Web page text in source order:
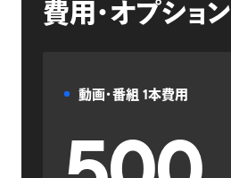
費用・オプション
動画・番組 1本費用